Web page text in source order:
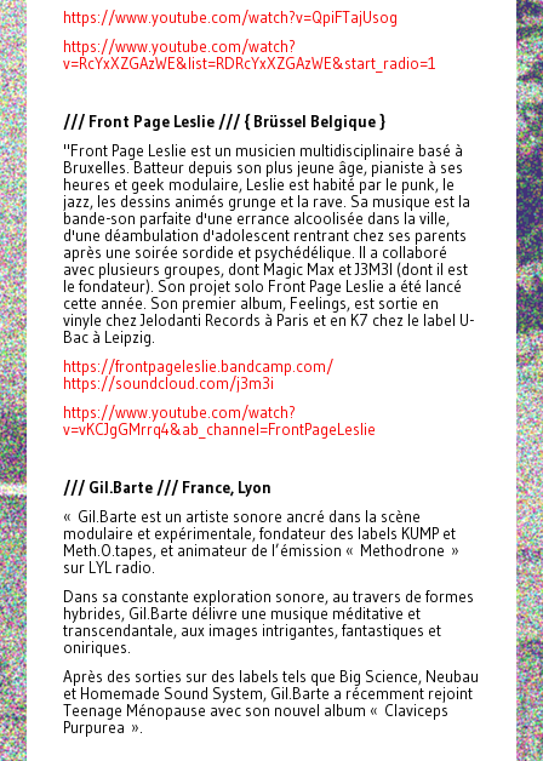
https://www.youtube.com/watch?v=QpiFTajUsog
https://www.youtube.com/watch?
v=RcYxXZGAzWE&list=RDRcYxXZGAzWE&start_radio=1
/// Front Page Leslie /// { Brüssel Belgique }
"Front Page Leslie est un musicien multidisciplinaire basé à
Bruxelles. Batteur depuis son plus jeune âge, pianiste à ses
heures et geek modulaire, Leslie est habité par le punk, le
jazz, les dessins animés grunge et la rave. Sa musique est la
bande-son parfaite d'une errance alcoolisée dans la ville,
d'une déambulation d'adolescent rentrant chez ses parents
après une soirée sordide et psychédélique. Il a collaboré
avec plusieurs groupes, dont Magic Max et J3M3I (dont il est
le fondateur). Son projet solo Front Page Leslie a été lancé
cette année. Son premier album, Feelings, est sortie en
vinyle chez Jelodanti Records à Paris et en K7 chez le label U-
Bac à Leipzig.
https://frontpageleslie.bandcamp.com/
https://soundcloud.com/j3m3i
https://www.youtube.com/watch?
v=vKCJgGMrrq4&ab_channel=FrontPageLeslie
/// Gil.Barte /// France, Lyon
« Gil.Barte est un artiste sonore ancré dans la scène
modulaire et expérimentale, fondateur des labels KUMP et
Meth.O.tapes, et animateur de l’émission « Methodrone »
sur LYL radio.
Dans sa constante exploration sonore, au travers de formes
hybrides, Gil.Barte délivre une musique méditative et
transcendantale, aux images intrigantes, fantastiques et
oniriques.
Après des sorties sur des labels tels que Big Science, Neubau
et Homemade Sound System, Gil.Barte a récemment rejoint
Teenage Ménopause avec son nouvel album « Claviceps
Purpurea ».